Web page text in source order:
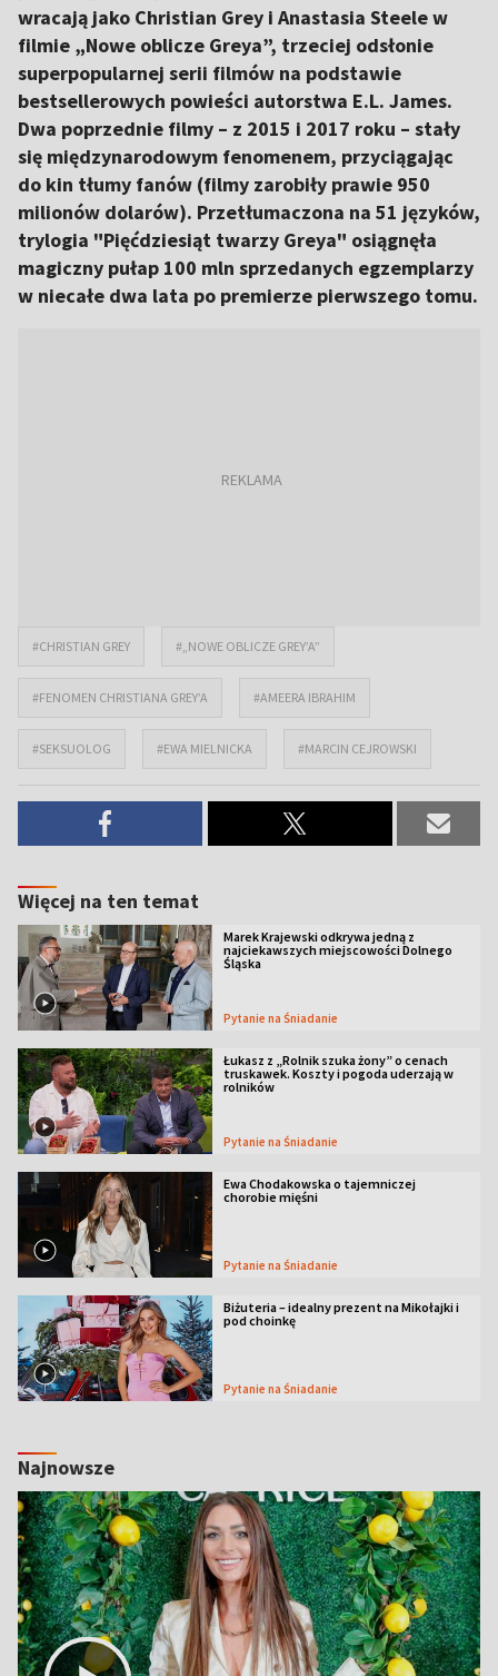
wracają jako Christian Grey i Anastasia Steele w
filmie „Nowe oblicze Greya”, trzeciej odsłonie
superpopularnej serii filmów na podstawie
bestsellerowych powieści autorstwa E.L. James.
Dwa poprzednie filmy – z 2015 i 2017 roku – stały
się międzynarodowym fenomenem, przyciągając
do kin tłumy fanów (filmy zarobiły prawie 950
milionów dolarów). Przetłumaczona na 51 języków,
trylogia "Pięćdziesiąt twarzy Greya" osiągnęła
magiczny pułap 100 mln sprzedanych egzemplarzy
w niecałe dwa lata po premierze pierwszego tomu.
#CHRISTIAN GREY #„NOWE OBLICZE GREY’A”
#FENOMEN CHRISTIANA GREY’A #AMEERA IBRAHIM
#SEKSUOLOG #EWA MIELNICKA #MARCIN CEJROWSKI
Więcej na ten temat
Marek Krajewski odkrywa jedną z
najciekawszych miejscowości Dolnego
Śląska
Pytanie na Śniadanie
Łukasz z „Rolnik szuka żony” o cenach
truskawek. Koszty i pogoda uderzają w
rolników
Pytanie na Śniadanie
Ewa Chodakowska o tajemniczej
chorobie mięśni
Pytanie na Śniadanie
Biżuteria – idealny prezent na Mikołajki i
pod choinkę
Pytanie na Śniadanie
Najnowsze